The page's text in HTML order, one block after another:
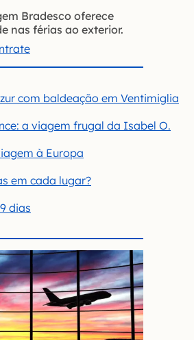
Bradesco oferece
nas férias ao exterior.
com baldeação em Ventimiglia
a viagem frugal da Isabel O.
à Europa
em cada lugar?
dias